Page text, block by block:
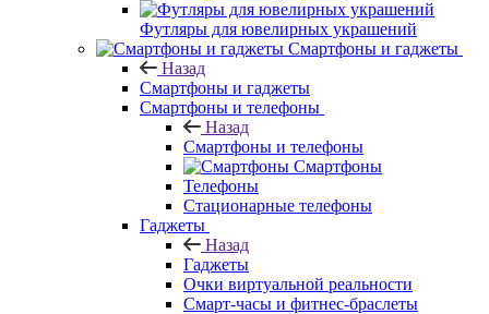
Футляры для ювелирных украшений
Смартфоны и гаджеты
Назад
Смартфоны и гаджеты
Смартфоны и телефоны
Назад
Смартфоны и телефоны
Смартфоны
Телефоны
Стационарные телефоны
Гаджеты
Назад
Гаджеты
Очки виртуальной реальности
Смарт-часы и фитнес-браслеты